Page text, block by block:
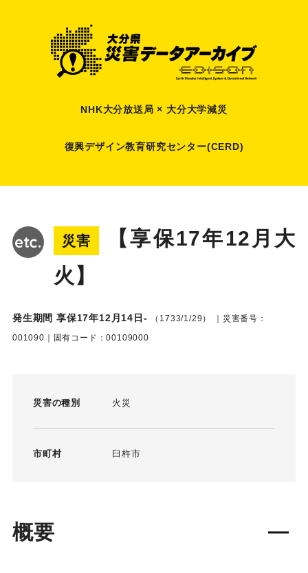
NHK大分放送局 × 大分大学減災
復興デザイン教育研究センター(CERD)
災害
【享保17年12月大
火】
発生期間 享保17年12月14日- （1733/1/29）
｜災害番号：
001090｜固有コード：00109000
災害の種別 火災
市町村 臼杵市
概要